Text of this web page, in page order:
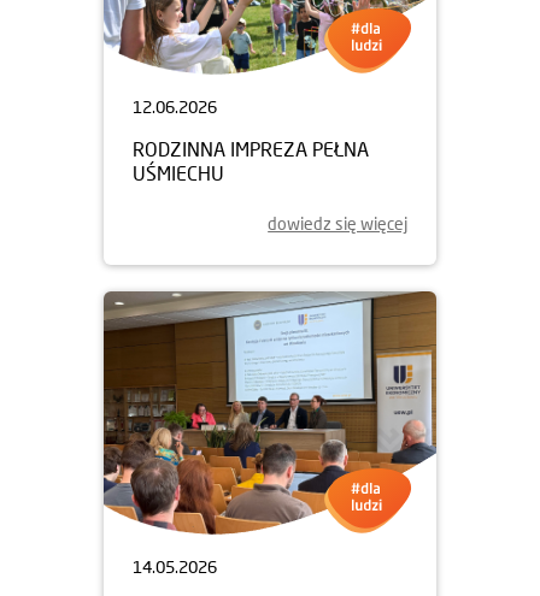
12.06.2026
RODZINNA IMPREZA PEŁNA
UŚMIECHU
dowiedz się więcej
14.05.2026